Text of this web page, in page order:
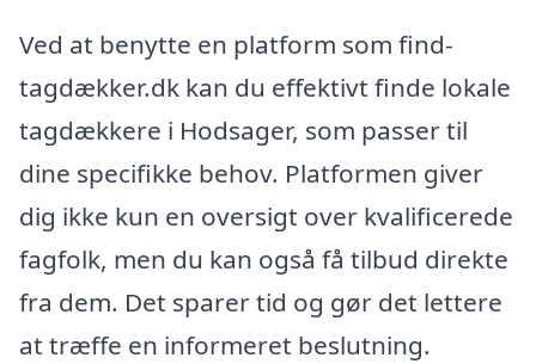
Ved at benytte en platform som find-
tagdækker.dk kan du effektivt finde lokale
tagdækkere i Hodsager, som passer til
dine specifikke behov. Platformen giver
dig ikke kun en oversigt over kvalificerede
fagfolk, men du kan også få tilbud direkte
fra dem. Det sparer tid og gør det lettere
at træffe en informeret beslutning.